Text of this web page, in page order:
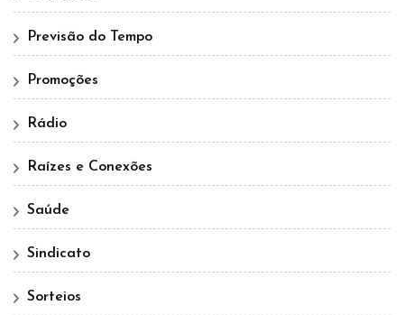
Previsão do Tempo
Promoções
Rádio
Raízes e Conexões
Saúde
Sindicato
Sorteios